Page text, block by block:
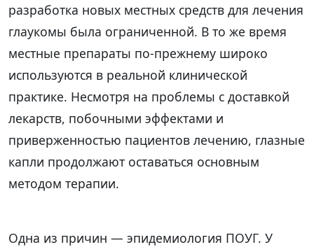
разработка новых местных средств для лечения
глаукомы была ограниченной. В то же время
местные препараты по-прежнему широко
используются в реальной клинической
практике. Несмотря на проблемы с доставкой
лекарств, побочными эффектами и
приверженностью пациентов лечению, глазные
капли продолжают оставаться основным
методом терапии.
Одна из причин — эпидемиология ПОУГ. У